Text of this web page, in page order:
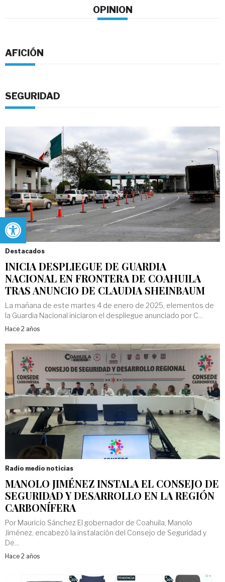
Abrir barra de herramientas
OPINION
AFICIÓN
SEGURIDAD
Destacados
INICIA DESPLIEGUE DE GUARDIA
NACIONAL EN FRONTERA DE COAHUILA
TRAS ANUNCIO DE CLAUDIA SHEINBAUM
La mañana de este martes 4 de enero de 2025, elementos de
la Guardia Nacional iniciaron el despliegue anunciado por C...
Hace 2 años
Radio medio noticias
MANOLO JIMÉNEZ INSTALA EL CONSEJO DE
SEGURIDAD Y DESARROLLO EN LA REGIÓN
CARBONÍFERA
Por Mauricio Sánchez El gobernador de Coahuila, Manolo
Jiménez, encabezó la instalación del Consejo de Seguridad y
De...
Hace 2 años